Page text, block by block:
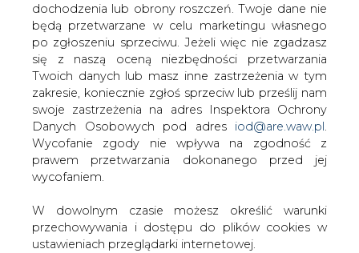
dochodzenia lub obrony roszczeń. Twoje dane nie
będą przetwarzane w celu marketingu własnego
po zgłoszeniu sprzeciwu. Jeżeli więc nie zgadzasz
się z naszą oceną niezbędności przetwarzania
Twoich danych lub masz inne zastrzeżenia w tym
zakresie, koniecznie zgłoś sprzeciw lub prześlij nam
swoje zastrzeżenia na adres Inspektora Ochrony
Danych Osobowych pod adres iod@are.waw.pl
Wycofanie zgody nie wpływa na zgodność z
prawem przetwarzania dokonanego przed jej
wycofaniem.
W dowolnym czasie możesz określić warunki
przechowywania i dostępu do plików cookies w
ustawieniach przeglądarki internetowej.
Z modlitwą o pokój, bezpieczeństwo
energetyczne Polski, o potrzebne siły i
energię do pracy w niełatwym dla
wszystkich czasie, o bezpieczną pracę
zwłaszcza w sektorze dystrybucji na
Jasną Górę przybyli uczestnicy 37.
Pielgrzymki Energetyków, Elektryków i
Elektroników. Pamiętano też o ofiarach i
poszkodowanych w wypadku autokaru
w Chorwacji. Mszy św. przewodniczył bp
W homilii bp Wątroba podkreślił, że codzienność
zawodowa energetyków, elektryków i elektroników, ich